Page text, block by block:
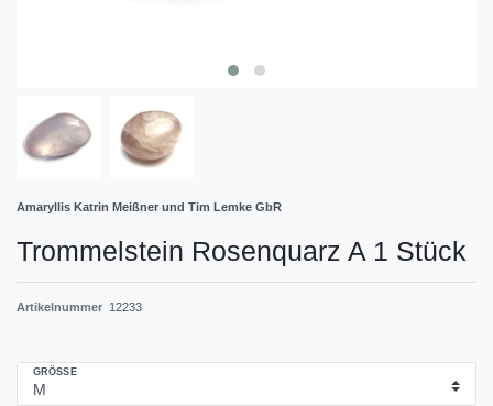
Amaryllis Katrin Meißner und Tim Lemke GbR
Trommelstein Rosenquarz A 1 Stück
Artikelnummer 12233
GRÖSSE